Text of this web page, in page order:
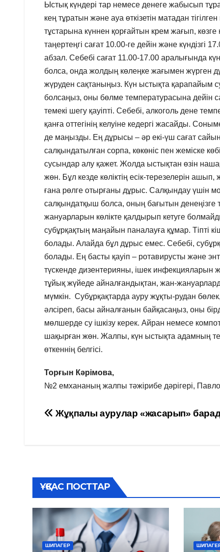
Ыстық күндері тар немесе денеге жабысып
кең тұратын және ауа өткізетін матадан
тұстарына күннен қорғайтын крем жағып,
таңертеңгі сағат 10.00-ге дейін және күндізгі
абзал. Себебі сағат 11.00-17.00 аралығында
болса, онда жолдың көлеңке жағымен жүрген
жүруден сақтаныңыз. Күн ыстықта қарапайым
болсаңыз, оны бөлме температурасына дейін
темекі шегу қауіпті. Себебі, алкоголь дене
қанға оттегінің келуіне кедергі жасайды.
де маңызды. Ең дұрысы – әр екі-үш сағат
салқындатылған сорпа, көкөніс пен жеміске
сусындар алу қажет. Жолда ыстықтан өзін
жөн. Бұл кезде көліктің есік-терезелерін ашып,
ғана рөлге отырғаны дұрыс. Салқындау үшін
салқындатқыш болса, оның бағытын
жануарларын көлікте қалдырып кетуге
субұрқақтың маңайын паналауға құмар. Тіпті
болады. Алайда бұл дұрыс емес. Себебі,
болады. Ең басты қауіп – ротавирусты және
түскенде дизентерияны, ішек инфекцияларын
тұйық жүйеде айналғандықтан, жан-
мүмкін. Субұрқақтарда ауру жұқты-рудан
әлсіреп, басы айналғанын байқасаңыз, оны
мөлшерде су ішкізу керек. Айран немесе
шақырған жөн. Жалпы, күн ыстықта адамның
өткеннің белгісі.
Торғын Кәрімова,
№2 емхананың жалпы тәжірибе дәрігері,
Навигация
Жұқпалы аурулар «жасарып»
ҰҚСАС ПОСТТАР
ШИПАГЕР